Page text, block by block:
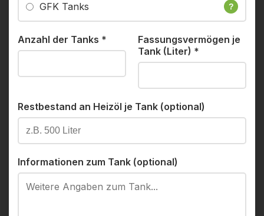
GFK Tanks ?
Anzahl der Tanks *
Fassungsvermögen je
Tank (Liter) *
Restbestand an Heizöl je Tank (optional)
Informationen zum Tank (optional)